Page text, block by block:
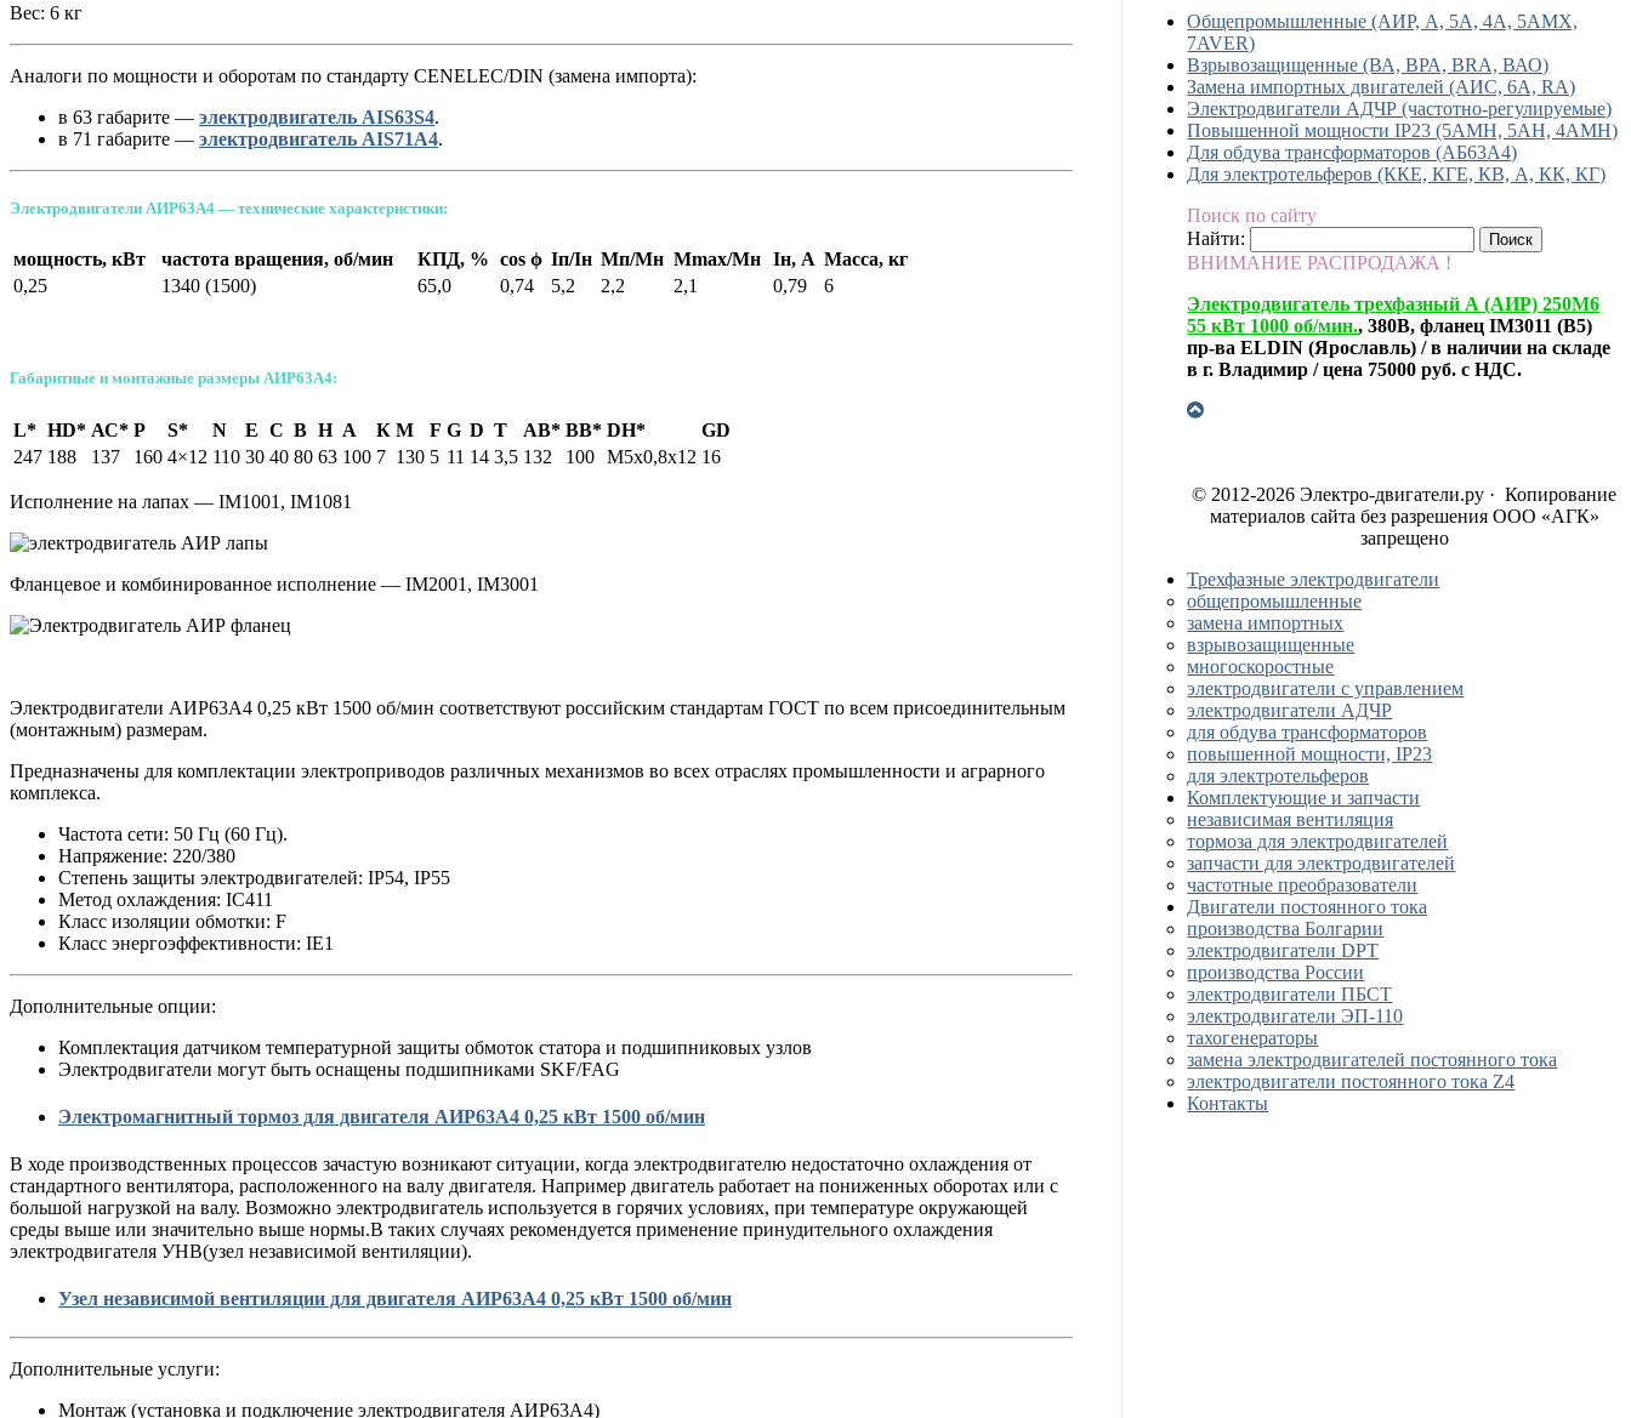
Вес: 6 кг
Аналоги по мощности и оборотам по стандарту CENELEC/DIN (замена импорта):
в 63 габарите — электродвигатель AIS63S4.
в 71 габарите — электродвигатель AIS71A4.
Электродвигатели АИР63A4 — технические характеристики:
мощность, кВт частота вращения, об/мин КПД, % cos ϕ Iп/Iн Мп/Мн Мmax/Mн Iн, А Масса, кг
0,25
1340 (1500) 65,0 0,74 5,2 2,2 2,1 0,79 6
Габаритные и монтажные размеры АИР63A4:
L* HD* АС* Р S* N Е С В Н А К М F G D T АВ* BB* DH*
GD
247 188 137 160 4×12 110 30 40 80 63 100 7 130 5 11 14 3,5 132 100 М5х0,8х12 16
Исполнение на лапах — IM1001, IM1081
Фланцевое и комбинированное исполнение — IM2001, IM3001
Электродвигатели АИР63A4 0,25 кВт 1500 об/мин соответствуют российским стандартам ГОСТ по всем присоединительным
(монтажным) размерам.
Предназначены для комплектации электроприводов различных механизмов во всех отраслях промышленности и аграрного
комплекса.
Частота сети: 50 Гц (60 Гц).
Напряжение: 220/380
Степень защиты электродвигателей: IP54, IP55
Метод охлаждения: IC411
Класс изоляции обмотки: F
Класс энергоэффективности: IE1
Дополнительные опции:
Комплектация датчиком температурной защиты обмоток статора и подшипниковых узлов
Электродвигатели могут быть оснащены подшипниками SKF/FAG
Электромагнитный тормоз для двигателя АИР63A4 0,25 кВт 1500 об/мин
В ходе производственных процессов зачастую возникают ситуации, когда электродвигателю недостаточно охлаждения от
стандартного вентилятора, расположенного на валу двигателя. Например двигатель работает на пониженных оборотах или с
большой нагрузкой на валу. Возможно электродвигатель используется в горячих условиях, при температуре окружающей
среды выше или значительно выше нормы.В таких случаях рекомендуется применение принудительного охлаждения
электродвигателя УНВ(узел независимой вентиляции).
Узел независимой вентиляции для двигателя АИР63A4 0,25 кВт 1500 об/мин
Дополнительные услуги:
Монтаж (установка и подключение электродвигателя АИР63A4)
Общепромышленные (АИР, А, 5А, 4А, 5АМХ,
7AVER)
Взрывозащищенные (ВА, ВРА, BRA, ВАО)
Замена импортных двигателей (АИС, 6А, RA)
Электродвигатели АДЧР (частотно-регулируемые)
Повышенной мощности IP23 (5АМН, 5АН, 4АМН)
Для обдува трансформаторов (АБ63А4)
Для электротельферов (ККЕ, КГЕ, КВ, А, КК, КГ)
Поиск по сайту
Найти:
ВНИМАНИЕ РАСПРОДАЖА !
Электродвигатель трехфазный А (АИР) 250М6
55 кВт 1000 об/мин., 380В, фланец IM3011 (B5)
пр-ва ELDIN (Ярославль) / в наличии на складе
в г. Владимир / цена 75000 руб. с НДС.
© 2012-2026 Электро-двигатели.ру · Копирование
материалов сайта без разрешения ООО «АГК»
запрещено
Трехфазные электродвигатели
общепромышленные
замена импортных
взрывозащищенные
многоскоростные
электродвигатели с управлением
электродвигатели АДЧР
для обдува трансформаторов
повышенной мощности, IP23
для электротельферов
Комплектующие и запчасти
независимая вентиляция
тормоза для электродвигателей
запчасти для электродвигателей
частотные преобразователи
Двигатели постоянного тока
производства Болгарии
электродвигатели DPT
производства России
электродвигатели ПБСТ
электродвигатели ЭП-110
тахогенераторы
замена электродвигателей постоянного тока
электродвигатели постоянного тока Z4
Контакты